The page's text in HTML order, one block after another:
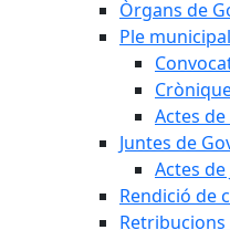
Òrgans de
Ple municipal
Actes de
Juntes de
Actes
Rendició de